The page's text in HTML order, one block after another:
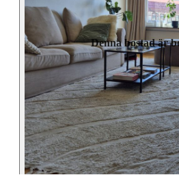
Denna bostad är